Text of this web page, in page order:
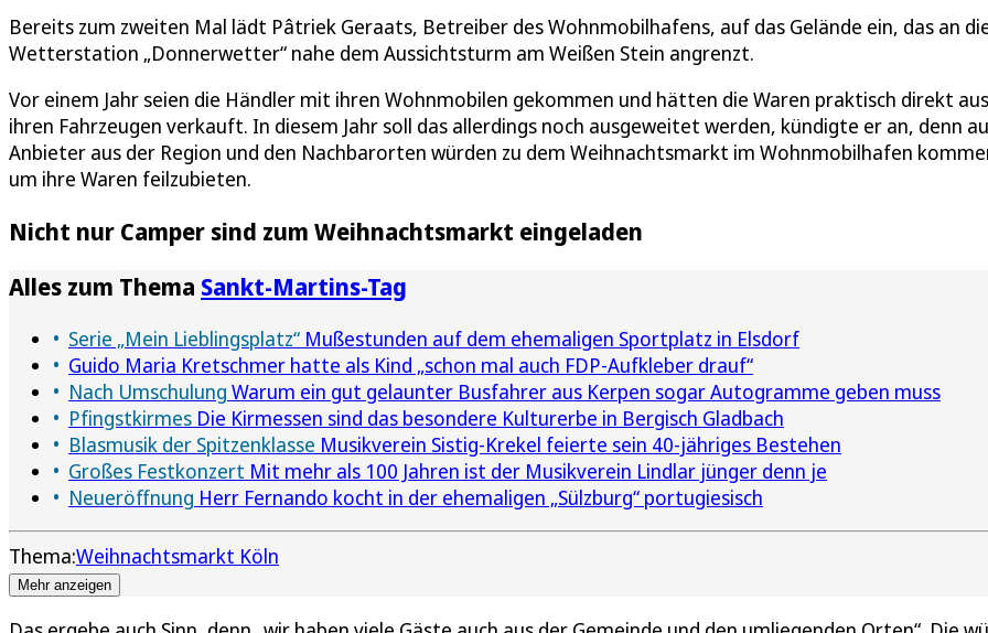
Bereits zum zweiten Mal lädt Pâtriek Geraats, Betreiber des Wohnmobilhafens, auf das Gelände ein, das an
Wetterstation „Donnerwetter“ nahe dem Aussichtsturm am Weißen Stein angrenzt.
Vor einem Jahr seien die Händler mit ihren Wohnmobilen gekommen und hätten die Waren praktisch direkt aus
ihren Fahrzeugen verkauft. In diesem Jahr soll das allerdings noch ausgeweitet werden, kündigte er an, denn
Anbieter aus der Region und den Nachbarorten würden zu dem Weihnachtsmarkt im Wohnmobilhafen
um ihre Waren feilzubieten.
Nicht nur Camper sind zum Weihnachtsmarkt eingeladen
Alles zum Thema Sankt-Martins-Tag
Serie „Mein Lieblingsplatz“ Mußestunden auf dem ehemaligen Sportplatz in Elsdorf
Guido Maria Kretschmer hatte als Kind „schon mal auch FDP-Aufkleber drauf“
Nach Umschulung Warum ein gut gelaunter Busfahrer aus Kerpen sogar Autogramme geben muss
Pfingstkirmes Die Kirmessen sind das besondere Kulturerbe in Bergisch Gladbach
Blasmusik der Spitzenklasse Musikverein Sistig-Krekel feierte sein 40-jähriges Bestehen
Großes Festkonzert Mit mehr als 100 Jahren ist der Musikverein Lindlar jünger denn je
Neueröffnung Herr Fernando kocht in der ehemaligen „Sülzburg“ portugiesisch
Thema:Weihnachtsmarkt Köln
Mehr anzeigen